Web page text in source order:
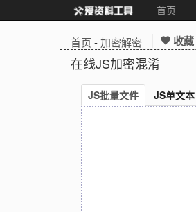
首页
首页 -加密解密 收藏
在线JS加密混淆
JS批量文件 JS单文本